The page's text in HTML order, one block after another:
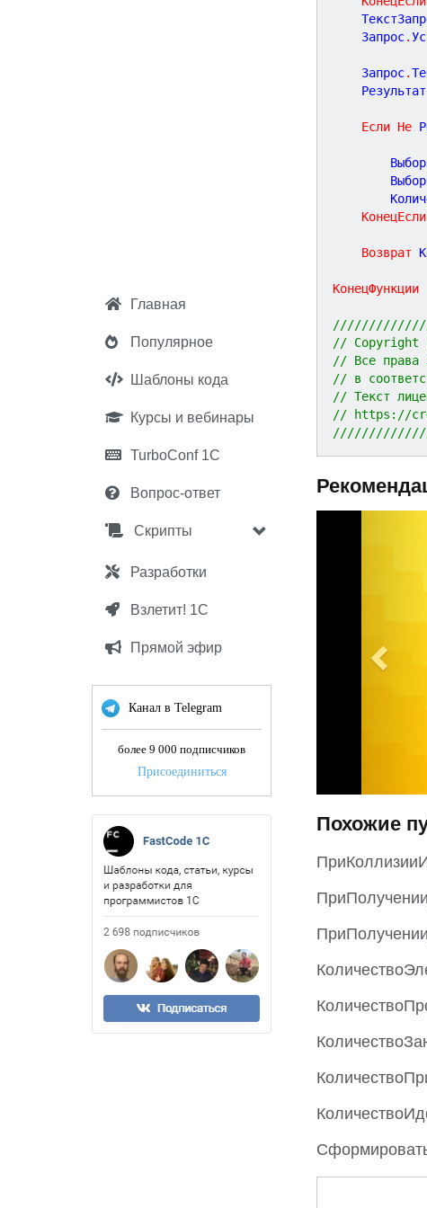
Главная
Популярное
Шаблоны кода
Курсы и вебинары
TurboConf 1С
Вопрос-ответ
Скрипты
Разработки
Взлетит! 1С
Прямой эфир
Канал в Telegram
более 9 000 подписчиков
Присоединиться
	Запрос
.
	Запрос
.
	Результат
Если Не
КонецЕсли
Возврат
КонецФункции
// Copyright
// Все права
// в
// Текст
// https://
o
u
Похожие